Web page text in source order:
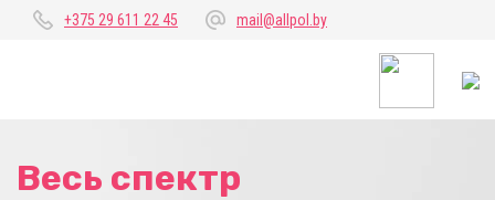
+375 29 611 22 45 mail@allpol.by
Весь спектр